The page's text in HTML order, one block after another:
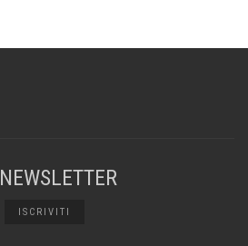
NEWSLETTER
ISCRIVITI